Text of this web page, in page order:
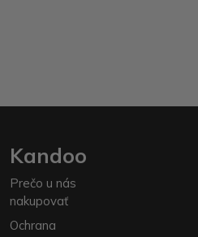
Kandoo
Prečo u nás
nakupovať
Ochrana